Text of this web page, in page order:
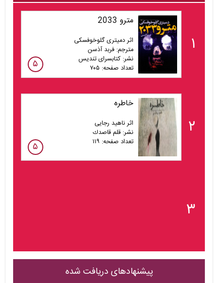
۱
مترو 2033
اثر دمیتری گلوخوفسکی
مترجم: فربد آذسن
نشر: کتابسرای تندیس
تعداد صفحه: ۷۰۵
۵
۲
خاطره
اثر ناهید رجایی
نشر: قلم قاصدك
تعداد صفحه: ١١٩
۵
۳
پیشنهادهای دریافت شده